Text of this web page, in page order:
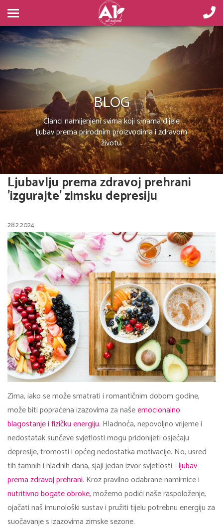
BLOG
Članci namijenjeni svima koji s nama dijele
ljubav prema prirodnim proizvodima i zdravom
životu.
Ljubavlju prema zdravoj prehrani
'izgurajte' zimsku depresiju
28.2.2024.
Zima, iako se može smatrati i romantičnim dobom godine,
može biti popraćena izazovima za našeemocionalno
blagostanje i fizičku energiju. Hladnoća, nepovoljno vrijeme i
nedostatak sunčeve svjetlosti mogu pridonijeti osjećaju
depresije, tromosti i općeg nedostatka motivacije. No, usred
tih tamnih i hladnih dana, sjaji jedan izvor svjetlosti -ljubav
prema zdravoj prehrani. Kroz pravilno odabrane namirnice i
nutritivno bogate obroke,možemo podići naše raspoloženje,
ojačati naš imunološki sustav i pružiti tijelu potrebnu energiju za
suočavanje s izazovima zimske sezone.